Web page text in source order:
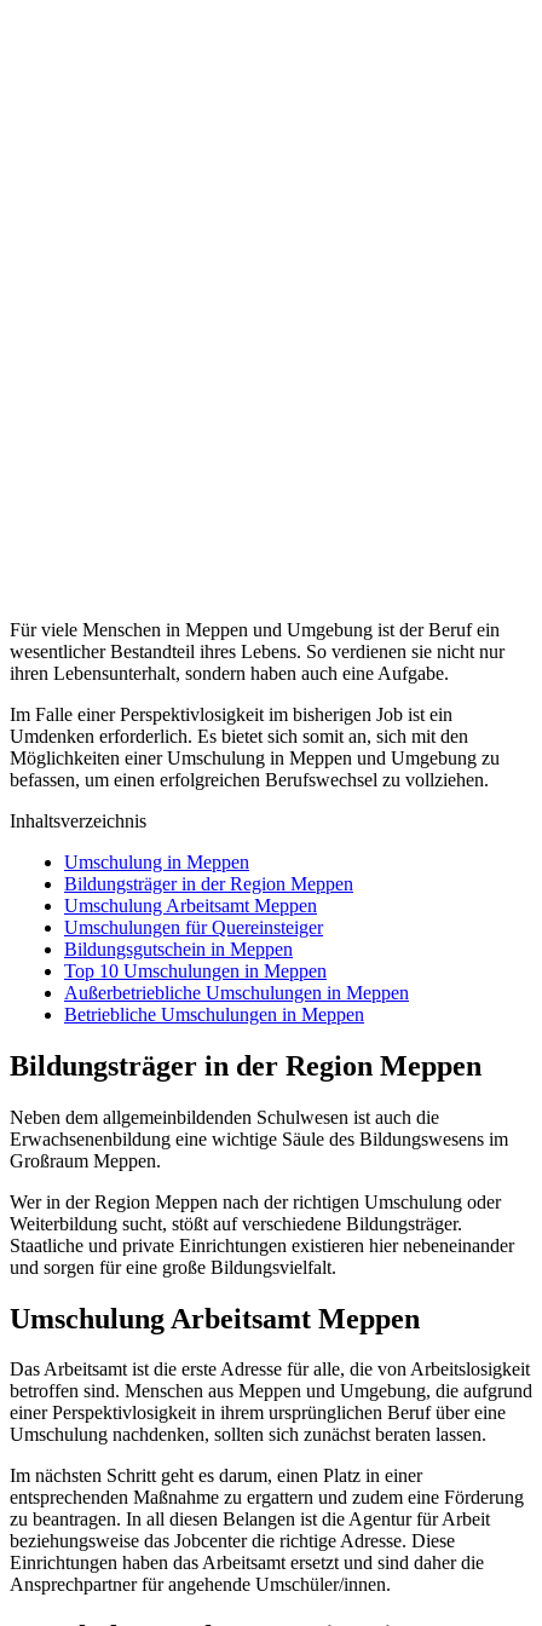
Für viele Menschen in Meppen und Umgebung ist der Beruf ein
wesentlicher Bestandteil ihres Lebens. So verdienen sie nicht nur
ihren Lebensunterhalt, sondern haben auch eine Aufgabe.
Im Falle einer Perspektivlosigkeit im bisherigen Job ist ein
Umdenken erforderlich. Es bietet sich somit an, sich mit den
Möglichkeiten einer Umschulung in Meppen und Umgebung zu
befassen, um einen erfolgreichen Berufswechsel zu vollziehen.
Inhaltsverzeichnis
Umschulung in Meppen
Bildungsträger in der Region Meppen
Umschulung Arbeitsamt Meppen
Umschulungen für Quereinsteiger
Bildungsgutschein in Meppen
Top 10 Umschulungen in Meppen
Außerbetriebliche Umschulungen in Meppen
Betriebliche Umschulungen in Meppen
Bildungsträger in der Region Meppen
Neben dem allgemeinbildenden Schulwesen ist auch die
Erwachsenenbildung eine wichtige Säule des Bildungswesens im
Großraum Meppen.
Wer in der Region Meppen nach der richtigen Umschulung oder
Weiterbildung sucht, stößt auf verschiedene Bildungsträger.
Staatliche und private Einrichtungen existieren hier nebeneinander
und sorgen für eine große Bildungsvielfalt.
Umschulung Arbeitsamt Meppen
Das Arbeitsamt ist die erste Adresse für alle, die von Arbeitslosigkeit
betroffen sind. Menschen aus Meppen und Umgebung, die aufgrund
einer Perspektivlosigkeit in ihrem ursprünglichen Beruf über eine
Umschulung nachdenken, sollten sich zunächst beraten lassen.
Im nächsten Schritt geht es darum, einen Platz in einer
entsprechenden Maßnahme zu ergattern und zudem eine Förderung
zu beantragen. In all diesen Belangen ist die Agentur für Arbeit
beziehungsweise das Jobcenter die richtige Adresse. Diese
Einrichtungen haben das Arbeitsamt ersetzt und sind daher die
Ansprechpartner für angehende Umschüler/innen.